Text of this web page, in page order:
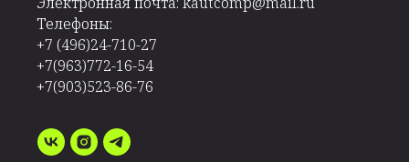
Телефоны:
+7 (496)24-710-27
+7(963)772-16-54
+7(903)523-86-76